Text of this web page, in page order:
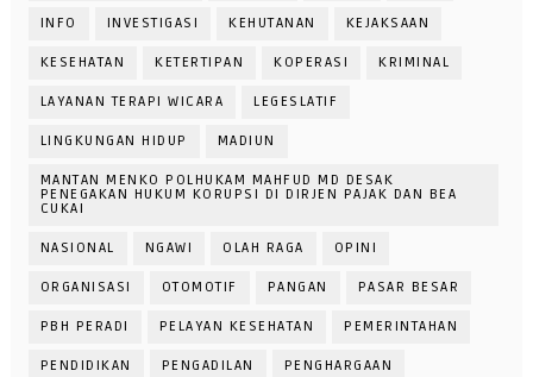
INFO INVESTIGASI KEHUTANAN KEJAKSAAN
KESEHATAN KETERTIPAN KOPERASI KRIMINAL
LAYANAN TERAPI WICARA LEGESLATIF
LINGKUNGAN HIDUP MADIUN
MANTAN MENKO POLHUKAM MAHFUD MD DESAK
PENEGAKAN HUKUM KORUPSI DI DIRJEN PAJAK DAN BEA
CUKAI
NASIONAL NGAWI OLAH RAGA OPINI
ORGANISASI OTOMOTIF PANGAN PASAR BESAR
PBH PERADI PELAYAN KESEHATAN PEMERINTAHAN
PENDIDIKAN PENGADILAN PENGHARGAAN